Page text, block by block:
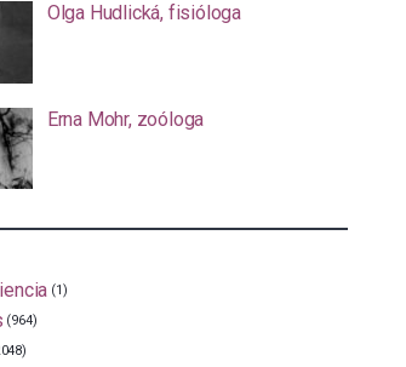
Olga Hudlická, fisióloga
Erna Mohr, zoóloga
(1)
(964)